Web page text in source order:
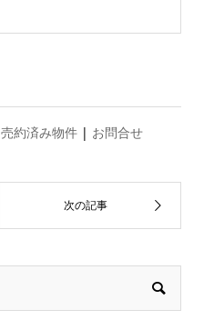
売約済み物件 | お問合せ